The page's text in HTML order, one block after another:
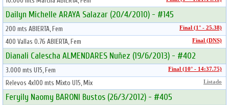
Dailyn Michelle ARAYA Salazar (20/4/2010) - #145
200 mts ABIERTA, Fem Final (1° - 25.38)
400 Vallas 0.76 ABIERTA, Fem Final (DNS)
Dianali Calescha ALMENDARES Nuñez (19/6/2013) - #402
3.000 mts U15, Fem Final (10° - 14:37.75)
Relevos 4x100 mts Mixto U15, Mix Listado
Feryily Naomy BARONI Bustos (26/3/2012) - #405